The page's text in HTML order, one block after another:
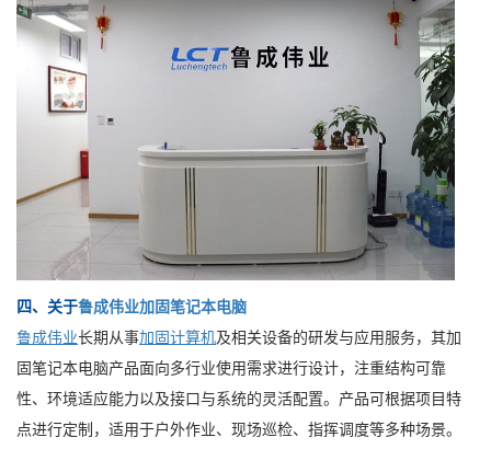
四、关于鲁成伟业加固笔记本电脑
鲁成伟业长期从事加固计算机及相关设备的研发与应用服务，其加
固笔记本电脑产品面向多行业使用需求进行设计，注重结构可靠
性、环境适应能力以及接口与系统的灵活配置。产品可根据项目特
点进行定制，适用于户外作业、现场巡检、指挥调度等多种场景。